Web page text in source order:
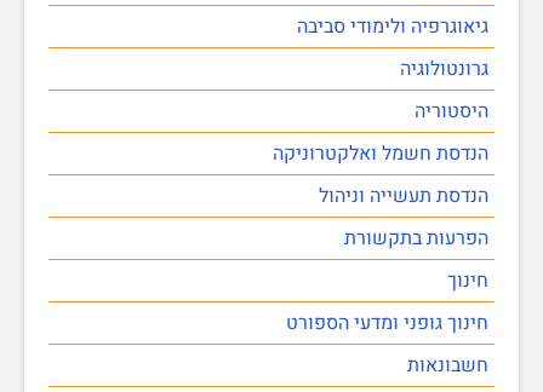
גיאוגרפיה ולימודי סביבה
גרונטולוגיה
היסטוריה
הנדסת חשמל ואלקטרוניקה
הנדסת תעשייה וניהול
הפרעות בתקשורת
חינוך
חינוך גופני ומדעי הספורט
חשבונאות